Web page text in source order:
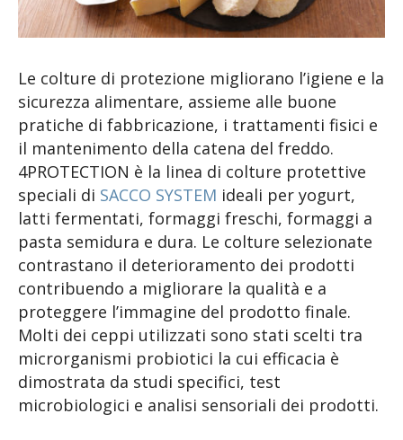
Le colture di protezione migliorano l’igiene e la
sicurezza alimentare, assieme alle buone
pratiche di fabbricazione, i trattamenti fisici e
il mantenimento della catena del freddo.
4PROTECTION è la linea di colture protettive
speciali di SACCO SYSTEM ideali per yogurt,
latti fermentati, formaggi freschi, formaggi a
pasta semidura e dura. Le colture selezionate
contrastano il deterioramento dei prodotti
contribuendo a migliorare la qualità e a
proteggere l’immagine del prodotto finale.
Molti dei ceppi utilizzati sono stati scelti tra
microrganismi probiotici la cui efficacia è
dimostrata da studi specifici, test
microbiologici e analisi sensoriali dei prodotti.